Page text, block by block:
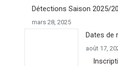
Détections Saison 2025/
mars 28, 2025
Dates de
août 17,